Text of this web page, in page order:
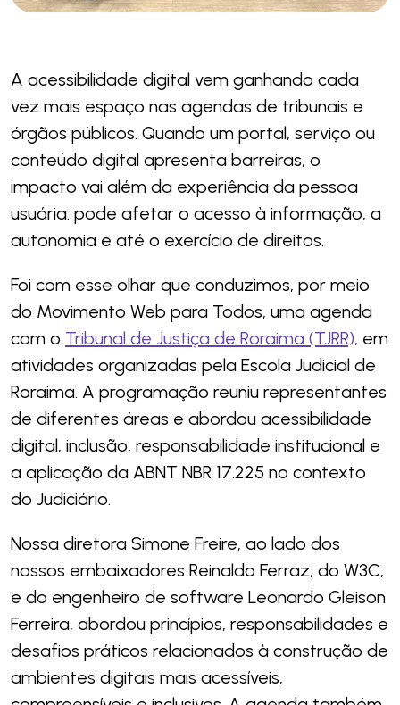
A acessibilidade digital vem ganhando cada
vez mais espaço nas agendas de tribunais e
órgãos públicos. Quando um portal, serviço ou
conteúdo digital apresenta barreiras, o
impacto vai além da experiência da pessoa
usuária: pode afetar o acesso à informação, a
autonomia e até o exercício de direitos.
Foi com esse olhar que conduzimos, por meio
do Movimento Web para Todos, uma agenda
com o Tribunal de Justiça de Roraima (TJRR), em
atividades organizadas pela Escola Judicial de
Roraima. A programação reuniu representantes
de diferentes áreas e abordou acessibilidade
digital, inclusão, responsabilidade institucional e
a aplicação da ABNT NBR 17.225 no contexto
do Judiciário.
Nossa diretora Simone Freire, ao lado dos
nossos embaixadores Reinaldo Ferraz, do W3C,
e do engenheiro de software Leonardo Gleison
Ferreira, abordou princípios, responsabilidades e
desafios práticos relacionados à construção de
ambientes digitais mais acessíveis,